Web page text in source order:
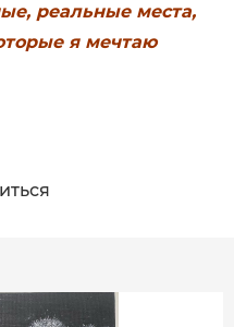
реальные места,
я мечтаю